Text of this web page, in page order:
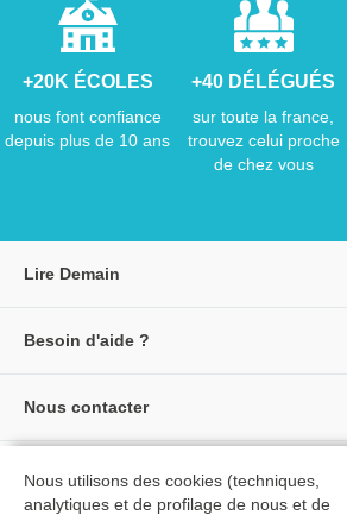
+20K ÉCOLES
nous font confiance
depuis plus de 10 ans
+40 DÉLÉGUÉS
sur toute la france,
trouvez celui proche
de chez vous
Lire Demain
Créer un compte
★ Avis clients vérifiés
Besoin d'aide ?
Livraisons et retours
Nous contacter
Formulaire de contact
Siège social
Tous nos livres
Nous utilisons des cookies (techniques,
analytiques et de profilage de nous et de